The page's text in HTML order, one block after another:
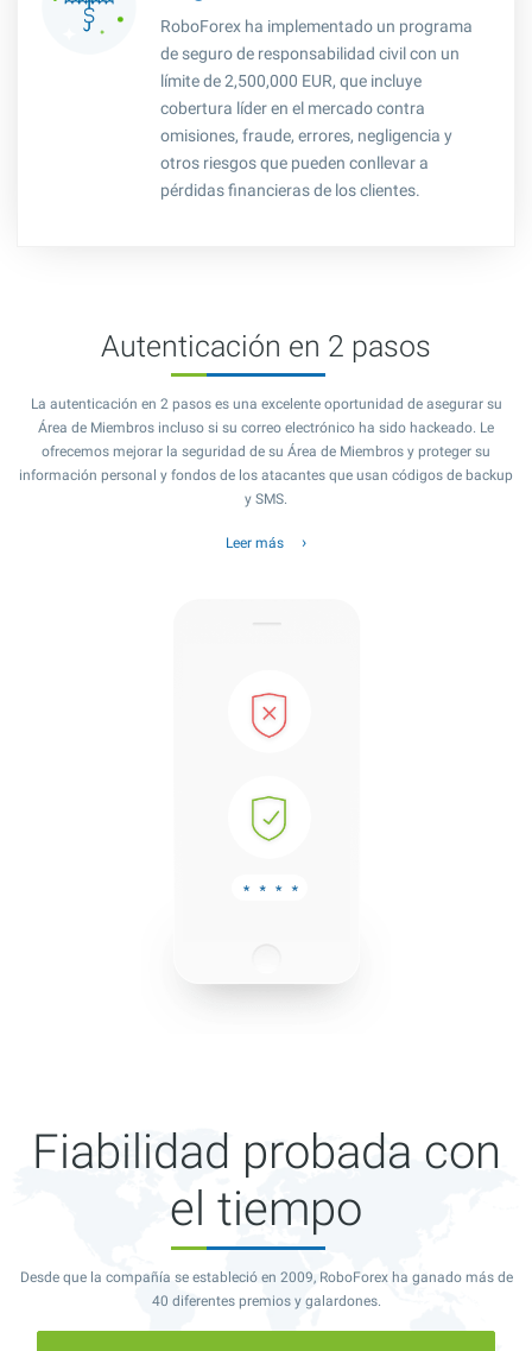
RoboForex ha implementado un programa
de seguro de responsabilidad civil con un
límite de 2,500,000 EUR, que incluye
cobertura líder en el mercado contra
omisiones, fraude, errores, negligencia y
otros riesgos que pueden conllevar a
pérdidas financieras de los clientes.
Autenticación en 2 pasos
La autenticación en 2 pasos es una excelente oportunidad de asegurar su
Área de Miembros incluso si su correo electrónico ha sido hackeado. Le
ofrecemos mejorar la seguridad de su Área de Miembros y proteger su
información personal y fondos de los atacantes que usan códigos de backup
y SMS.
Leer más
Fiabilidad probada con
el tiempo
Desde que la compañía se estableció en 2009, RoboForex ha ganado más de
40 diferentes premios y galardones.